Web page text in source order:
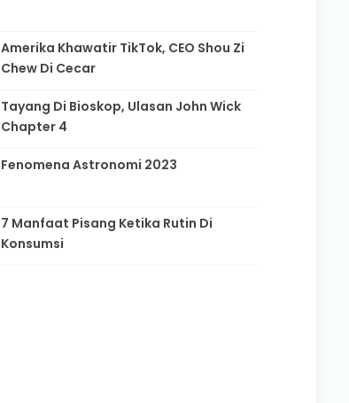
Amerika Khawatir TikTok, CEO Shou Zi
Chew Di Cecar
Tayang Di Bioskop, Ulasan John Wick
Chapter 4
Fenomena Astronomi 2023
7 Manfaat Pisang Ketika Rutin Di
Konsumsi